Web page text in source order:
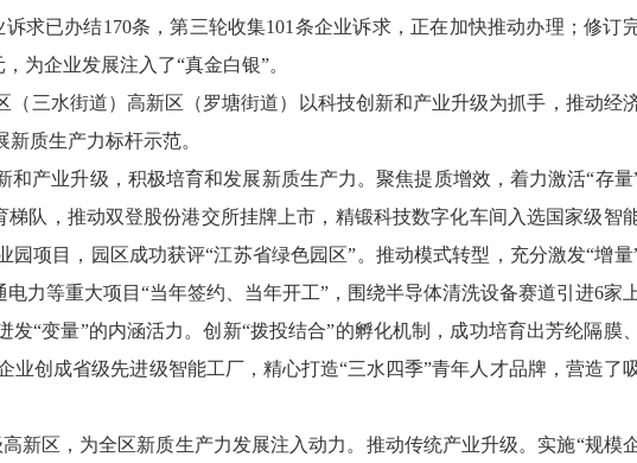
求已办结170条，第三轮收集101条企业诉求，正在加快推动办理；修订
为企业发展注入了“真金白银”。
（三水街道）高新区（罗塘街道）以科技创新和产业升级为抓手，推动经
质生产力标杆示范。
产业升级，积极培育和发展新质生产力。聚焦提质增效，着力激活“存量
梯队，推动双登股份港交所挂牌上市，精锻科技数字化车间入选国家级智
项目，园区成功获评“江苏省绿色园区”。推动模式转型，充分激发“增量
力等重大项目“当年签约、当年开工”，围绕半导体清洗设备赛道引进6家
“变量”的内涵活力。创新“拨投结合”的孵化机制，成功培育出芳纶隔膜
业创成省级先进级智能工厂，精心打造“三水四季”青年人才品牌，营造了
新区，为全区新质生产力发展注入动力。推动传统产业升级。实施“规模